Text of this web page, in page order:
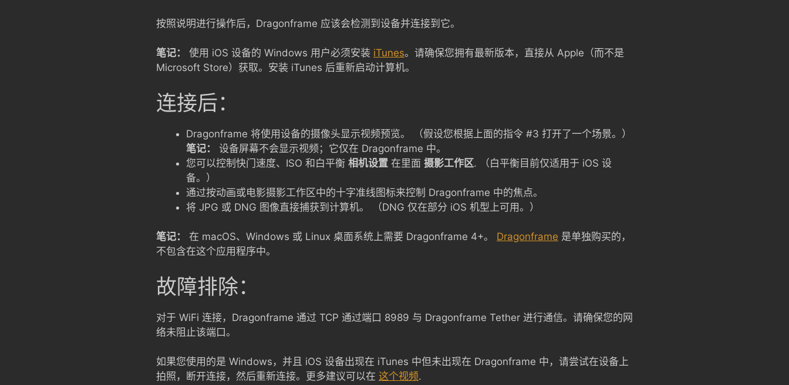
按照说明进行操作后，Dragonframe 应该会检测到设备并连接到它。
笔记： 使用 iOS 设备的 Windows 用户必须安装 iTunes。请确保您拥有最新版本，直接从 Apple（而不是
Microsoft Store）获取。安装 iTunes 后重新启动计算机。
连接后：
Dragonframe 将使用设备的摄像头显示视频预览。 （假设您根据上面的指令 #3 打开了一个场景。）
笔记：
设备屏幕不会显示视频；它仅在 Dragonframe 中。
您可以控制快门速度、ISO 和白平衡 相机设置 在里面 摄影工作区. （白平衡目前仅适用于 iOS 设
备。）
通过按动画或电影摄影工作区中的十字准线图标来控制 Dragonframe 中的焦点。
将 JPG 或 DNG 图像直接捕获到计算机。 （DNG 仅在部分 iOS 机型上可用。）
笔记： 在 macOS、Windows 或 Linux 桌面系统上需要 Dragonframe 4+。 Dragonframe 是单独购买的，
不包含在这个应用程序中。
故障排除：
对于 WiFi 连接，Dragonframe 通过 TCP 通过端口 8989 与 Dragonframe Tether 进行通信。请确保您的网
络未阻止该端口。
如果您使用的是 Windows，并且 iOS 设备出现在 iTunes 中但未出现在 Dragonframe 中，请尝试在设备上
拍照，断开连接，然后重新连接。更多建议可以在 这个视频.